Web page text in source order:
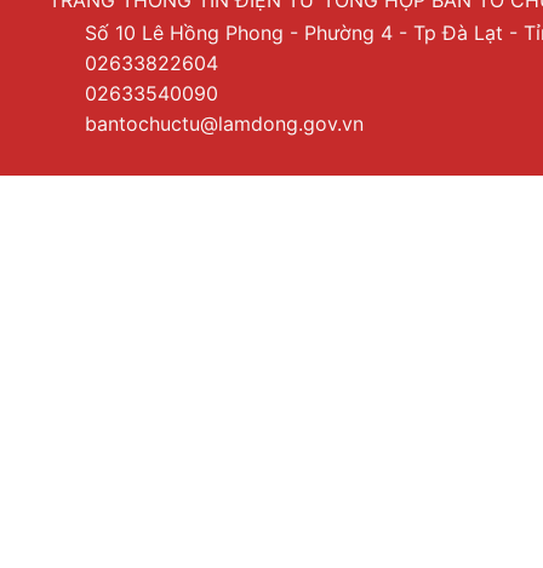
Số 10 Lê Hồng Phong - Phường 4 - Tp Đà Lạt -
02633822604
02633540090
bantochuctu@lamdong.gov.vn